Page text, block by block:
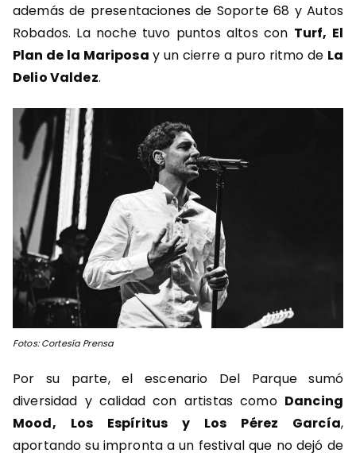
además de presentaciones de Soporte 68 y Autos
Robados. La noche tuvo puntos altos con Turf, El
Plan de la Mariposa y un cierre a puro ritmo de La
Delio Valdez.
Fotos: Cortesía Prensa
Por su parte, el escenario Del Parque sumó
diversidad y calidad con artistas como Dancing
Mood, Los Espíritus y Los Pérez García,
aportando su impronta a un festival que no dejó de